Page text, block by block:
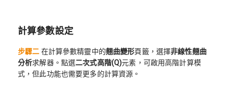
計算參數設定
步驟二 在計算參數精靈中的翹曲變形頁籤，選擇非線性翹曲
分析求解器。點選二次式高階(Q)元素，可啟用高階計算模
式，但此功能也需要更多的計算資源。